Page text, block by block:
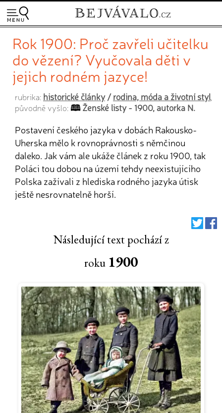
Rok 1900: Proč zavřeli učitelku
do vězení? Vyučovala děti v
jejich rodném jazyce!
rubrika: historické články/rodina, móda a životní styl
původně vyšlo:
Ženské listy - 1900, autorka N.
Postavení českého jazyka v dobách Rakousko-
Uherska mělo k rovnoprávnosti s němčinou
daleko. Jak vám ale ukáže článek z roku 1900, tak
Poláci tou dobou na území tehdy neexistujícího
Polska zažívali z hlediska rodného jazyka útisk
ještě nesrovnatelně horší.
Následující text pochází z
roku 1900